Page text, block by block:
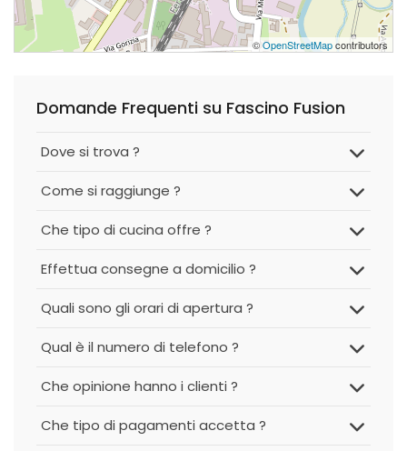
©OpenStreetMapcontributors
Domande Frequenti su Fascino Fusion
Dove si trova ?
Come si raggiunge ?
Che tipo di cucina offre ?
Effettua consegne a domicilio ?
Quali sono gli orari di apertura ?
Qual è il numero di telefono ?
Che opinione hanno i clienti ?
Che tipo di pagamenti accetta ?